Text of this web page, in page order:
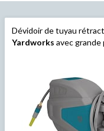
Dévidoir de tuyau
Yardworks avec grande